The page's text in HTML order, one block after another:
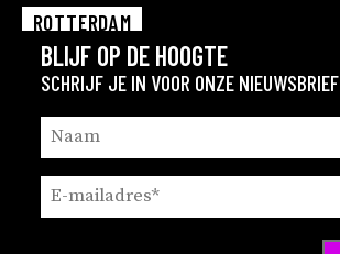
BLIJF OP DE HOOGTE
SCHRIJF JE IN VOOR ONZE NIEUWSBRIEF
ROTTERDAM
EINDHOVEN
GRONINGEN